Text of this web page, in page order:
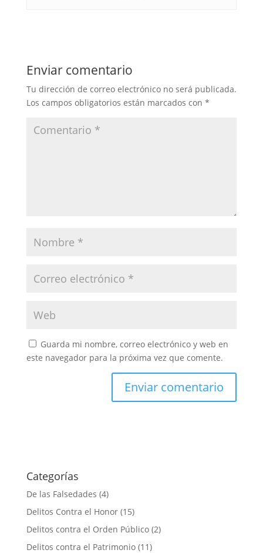
Enviar comentario
Tu dirección de correo electrónico no será publicada.
Los campos obligatorios están marcados con *
Guarda mi nombre, correo electrónico y web en
este navegador para la próxima vez que comente.
Categorías
De las Falsedades (4)
Delitos Contra el Honor(15)
Delitos contra el Orden Público(2)
Delitos contra el Patrimonio(11)